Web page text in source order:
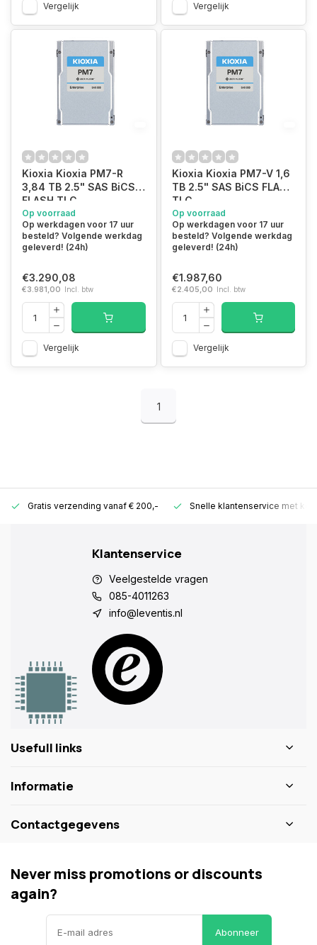
Vergelijk Vergelijk
Kioxia Kioxia PM7-R
3,84 TB 2.5" SAS BiCS
FLASH TLC
Op voorraad
Op werkdagen voor 17 uur
besteld? Volgende werkdag
geleverd! (24h)
€3.290,08
€3.981,00 Incl. btw
Vergelijk
Kioxia Kioxia PM7-V 1,6
TB 2.5" SAS BiCS FLASH
TLC
Op voorraad
Op werkdagen voor 17 uur
besteld? Volgende werkdag
geleverd! (24h)
€1.987,60
€2.405,00 Incl. btw
Vergelijk
1
Gratis verzending vanaf € 200,- Snelle klantenservice met
Klantenservice
Veelgestelde vragen
085-4011263
info@leventis.nl
Usefull links
Informatie
Contactgegevens
Never miss promotions or discounts
again?
Abonneer